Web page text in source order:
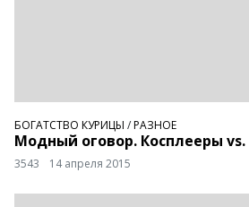
БОГАТСТВО КУРИЦЫ /РАЗНОЕ
Модный оговор. Косплееры
3543 14 апреля 2015